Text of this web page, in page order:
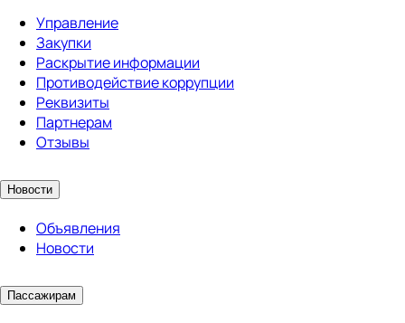
Управление
Закупки
Раскрытие информации
Противодействие коррупции
Реквизиты
Партнерам
Отзывы
Новости
Объявления
Новости
Пассажирам